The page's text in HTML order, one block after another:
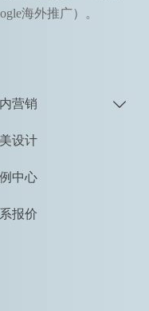
海外推广）。
营销 
设计
中心
报价